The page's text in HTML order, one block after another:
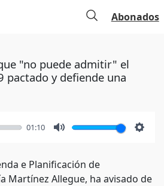
Abonados
"no puede admitir" el
pactado y defiende una
01:10
e Planificación de
Martínez Allegue, ha avisado de